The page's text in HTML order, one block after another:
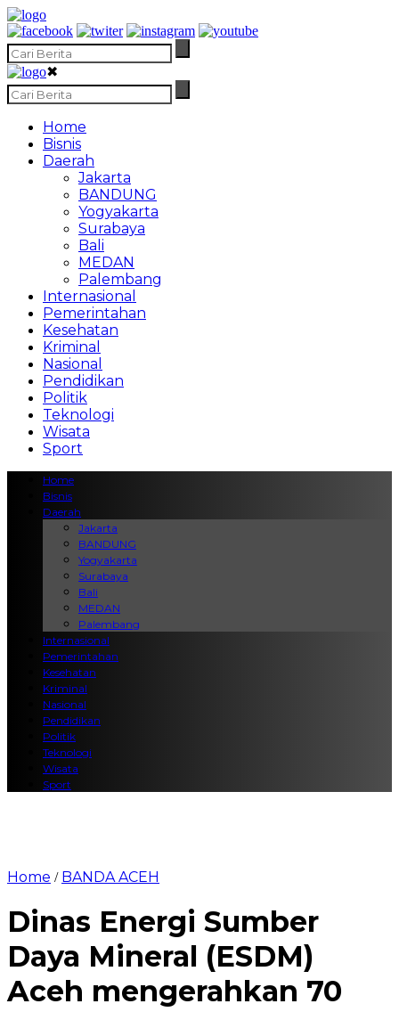
✖
Home
Bisnis
Daerah
Jakarta
BANDUNG
Yogyakarta
Surabaya
Bali
MEDAN
Palembang
Internasional
Pemerintahan
Kesehatan
Kriminal
Nasional
Pendidikan
Politik
Teknologi
Wisata
Sport
Home
Bisnis
Daerah
Jakarta
BANDUNG
Yogyakarta
Surabaya
Bali
MEDAN
Palembang
Internasional
Pemerintahan
Kesehatan
Kriminal
Nasional
Pendidikan
Politik
Teknologi
Wisata
Sport
Home / BANDA ACEH
Dinas Energi Sumber
Daya Mineral (ESDM)
Aceh mengerahkan 70